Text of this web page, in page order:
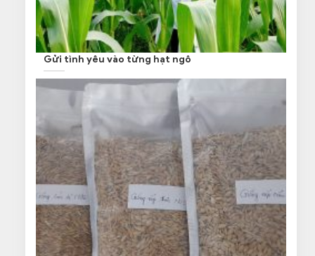
Gửi tình yêu vào từng hạt ngô